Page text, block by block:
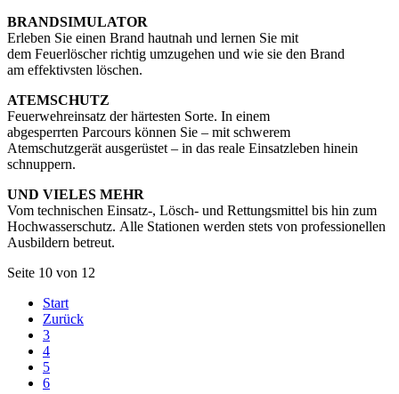
BRANDSIMULATOR
Erleben Sie einen Brand hautnah und lernen Sie mit
dem Feuerlöscher richtig umzugehen und wie sie den Brand
am effektivsten löschen.
ATEMSCHUTZ
Feuerwehreinsatz der härtesten Sorte. In einem
abgesperrten Parcours können Sie – mit schwerem
Atemschutzgerät ausgerüstet – in das reale Einsatzleben hinein
schnuppern.
UND VIELES MEHR
Vom technischen Einsatz-, Lösch- und Rettungsmittel bis hin zum
Hochwasserschutz. Alle Stationen werden stets von professionellen
Ausbildern betreut.
Seite 10 von 12
Start
Zurück
3
4
5
6